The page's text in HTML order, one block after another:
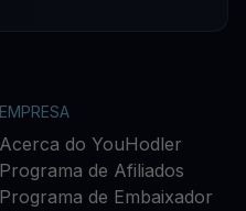
EMPRESA
Acerca do YouHodler
Programa de Afiliados
Programa de Embaixador